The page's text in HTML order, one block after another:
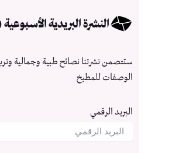
النشرة البريدية الأسبوعية
ستتصمن نشرتنا نصائح طبية وجمالية
الوصفات للمطبخ
البريد الرقمي